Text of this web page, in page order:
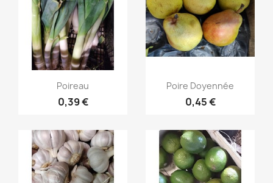
Aperçu rapide
Poireau
0,39 €
Aperçu rapide
Poire Doyennée
0,45 €